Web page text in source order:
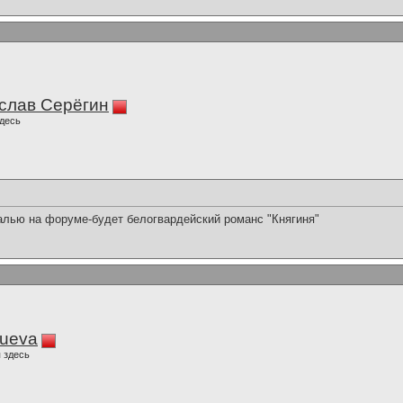
Серёгин
на форуме-будет белогвардейский романс "Княгиня"